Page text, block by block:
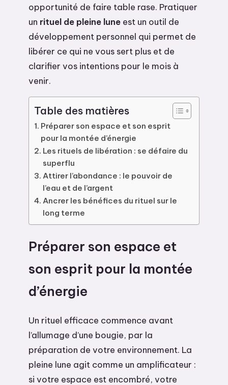
opportunité de faire table rase. Pratiquer
un rituel de pleine lune est un outil de
développement personnel qui permet de
libérer ce qui ne vous sert plus et de
clarifier vos intentions pour le mois à
venir.
Table des matières
Préparer son espace et son esprit
pour la montée d’énergie
Les rituels de libération : se défaire du
superflu
Attirer l’abondance : le pouvoir de
l’eau et de l’argent
Ancrer les bénéfices du rituel sur le
long terme
Préparer son espace et
son esprit pour la montée
d’énergie
Un rituel efficace commence avant
l’allumage d’une bougie, par la
préparation de votre environnement. La
pleine lune agit comme un amplificateur :
si votre espace est encombré, votre